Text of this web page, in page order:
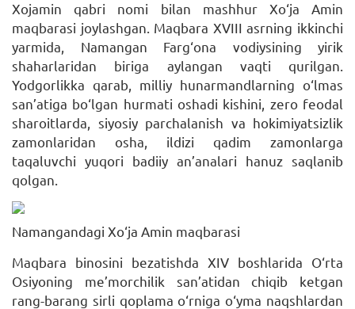
Xojamin qabri nomi bilan mashhur Xo‘ja Amin
maqbarasi joylashgan. Maqbara XVIII asrning ikkinchi
yarmida, Namangan Farg‘ona vodiysining yirik
shaharlaridan biriga aylangan vaqti qurilgan.
Yodgorlikka qarab, milliy hunarmandlarning o‘lmas
san’atiga bo‘lgan hurmati oshadi kishini, zero feodal
sharoitlarda, siyosiy parchalanish va hokimiyatsizlik
zamonlaridan osha, ildizi qadim zamonlarga
taqaluvchi yuqori badiiy an’analari hanuz saqlanib
qolgan.
Namangandagi Xo‘ja Amin maqbarasi
Maqbara binosini bezatishda XIV boshlarida O‘rta
Osiyoning me’morchilik san’atidan chiqib ketgan
rang-barang sirli qoplama o‘rniga o‘yma naqshlardan